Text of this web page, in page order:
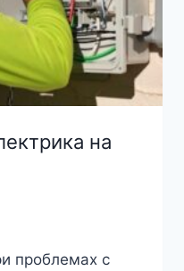
на
проблемах с